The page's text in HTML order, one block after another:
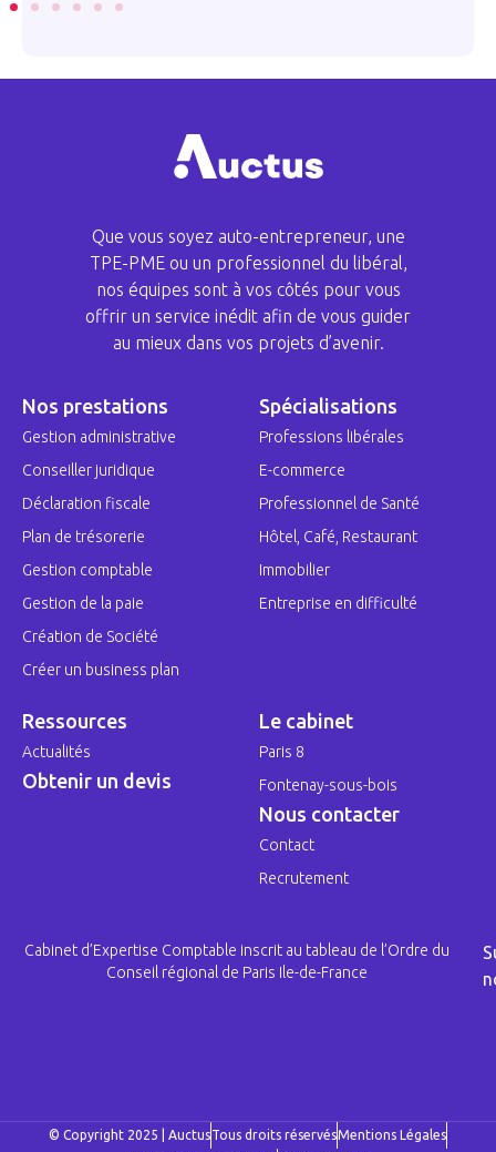
Que vous soyez auto-entrepreneur, une
TPE-PME ou un professionnel du libéral,
nos équipes sont à vos côtés pour vous
offrir un service inédit afin de vous guider
au mieux dans vos projets d’avenir.
Nos prestations
Gestion administrative
Conseiller juridique
Déclaration fiscale
Plan de trésorerie
Gestion comptable
Gestion de la paie
Création de Société
Créer un business plan
Spécialisations
Professions libérales
E-commerce
Professionnel de Santé
Hôtel, Café, Restaurant
Immobilier
Entreprise en difficulté
Ressources
Actualités
Obtenir un devis
Le cabinet
Paris 8
Fontenay-sous-bois
Nous contacter
Contact
Recrutement
Cabinet d’Expertise Comptable inscrit au tableau de l’Ordre du
Conseil régional de Paris Ile-de-France
© Copyright 2025 | AuctusTous droits réservésMentions Légales